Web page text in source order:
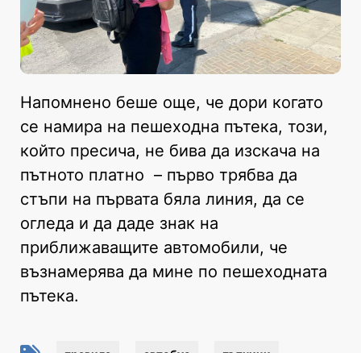
Напомнено беше още, че дори когато
се намира на пешеходна пътека, този,
който пресича, не бива да изскача на
пътното платно – първо трябва да
стъпи на първата бяла линия, да се
огледа и да даде знак на
приближаващите автомобили, че
възнамерява да мине по пешеходната
пътека.